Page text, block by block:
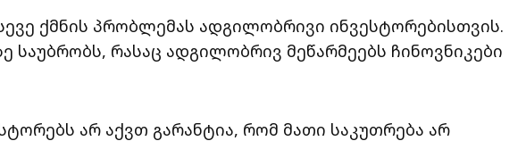
ქმნის პრობლემას ადგილობრივი ინვესტორებისთვის.
საუბრობს, რასაც ადგილობრივ მეწარმეებს ჩინოვნიკები
არ აქვთ გარანტია, რომ მათი საკუთრება არ